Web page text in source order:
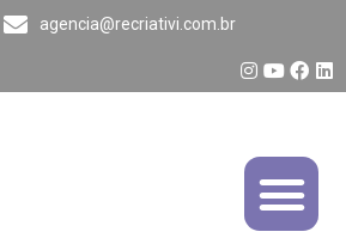
agencia@recriativi.com.br